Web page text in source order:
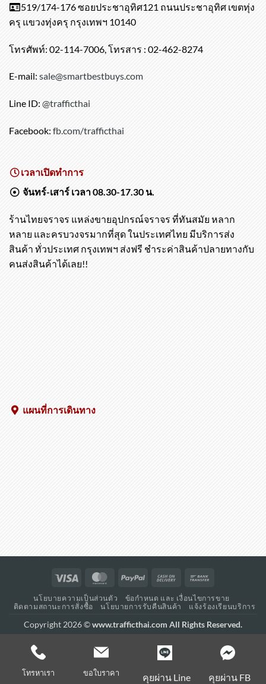
519/174-176 ซอยประชาอุทิศ121 ถนนประชาอุทิศ เขตทุ่ง
ครุ แขวงทุ่งครุ กรุงเทพฯ 10140
โทรศัพท์: 02-114-7006, โทรสาร : 02-462-8274
E-mail: sale@smartbestbuys.com
Line ID: @trafficthai
Facebook: fb.com/trafficthai
เวลาเปิดทำการ
จันทร์-เสาร์ เวลา 08.30-17.30 น.
ร้านไทยจราจร แหล่งขายอุปกรณ์จราจร ที่ทันสมัย หลาก
หลาย และครบวงจรมากที่สุด ในประเทศไทย มีบริการส่ง
สินค้า ทั่วประเทศ กรุงเทพฯ ส่งฟรี ชำระค่าสินค้าปลายทางกับ
คนส่งสินค้าได้เลย!!
แผนที่การเดินทาง
Visa MasterCardPayPal
Cash
Delivery
นโยบายความเป็นส่วนตัว
ข้อกำหนด และ เงื่อนไขการขาย
ติดตามสถานะการสั่งซื้อ
นโยบายการรับคืนสินค้า แจ้งร้องเรียนบริการ
Copyright 2026 ©www.trafficthai.com All Rights Reserved.
โทรหาเรา ขอใบราคา คุยผ่าน Line คุยผ่าน FB